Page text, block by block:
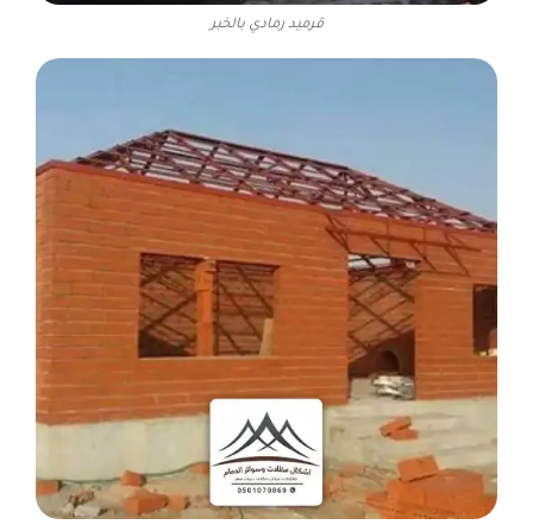
قرميد رمادي بالخبر